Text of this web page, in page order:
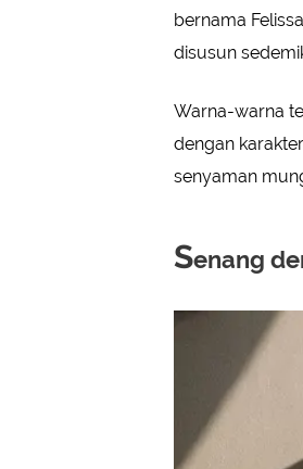
bernama
disusun
Warna-warna
dengan
senyaman
Senang